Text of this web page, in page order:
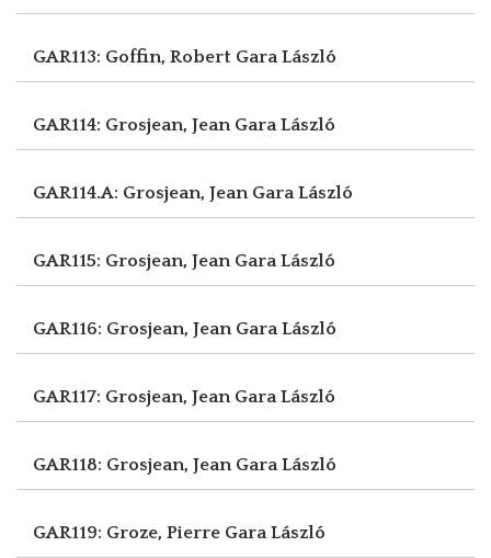
GAR113: Goffin, Robert Gara László
GAR114: Grosjean, Jean Gara László
GAR114.A: Grosjean, Jean Gara László
GAR115: Grosjean, Jean Gara László
GAR116: Grosjean, Jean Gara László
GAR117: Grosjean, Jean Gara László
GAR118: Grosjean, Jean Gara László
GAR119: Groze, Pierre Gara László